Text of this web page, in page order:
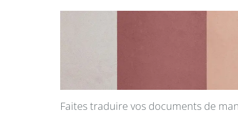
Faites traduire vos documents de